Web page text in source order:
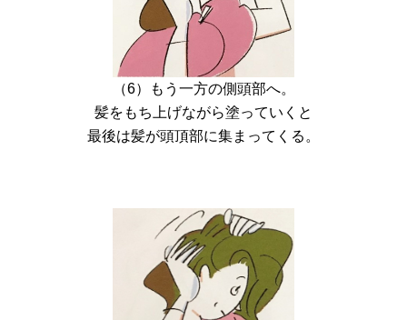
（6）もう一方の側頭部へ。
髪をもち上げながら塗っていくと
最後は髪が頭頂部に集まってくる。